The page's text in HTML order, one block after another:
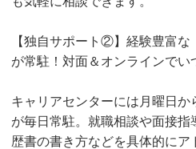
【独自サポート②】経験豊富な
が常駐！対面＆オンラインでい
キャリアセンターには月曜日
が毎日常駐。就職相談や面接
歴書の書き方などを具体的にア